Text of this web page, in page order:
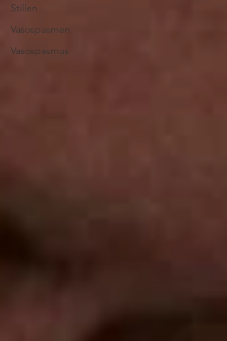
Stillen
Vasospasmen
Vasospasmus